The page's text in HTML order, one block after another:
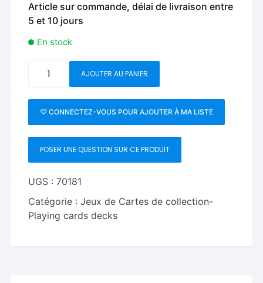
Article sur commande, délai de livraison entre
5 et 10 jours
En stock
Poker
Red
Playing
Cards
by
by
Card
House
AJOUTER AU PANIER
♡ CONNECTEZ-VOUS POUR AJOUTER À MA LISTE
POSER UNE QUESTION SUR CE PRODUIT
UGS :70181
Catégorie :Jeux de Cartes de collection-
Playing cards decks